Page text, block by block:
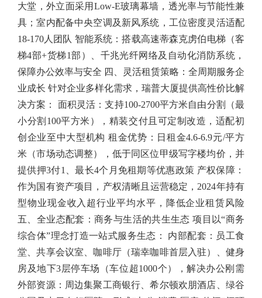
大堂，外立面采用Low-E玻璃幕墙，透光率与节能性兼
具；室内配备中央空调及新风系统，工位密度灵活适配
18-170人团队 智能系统：搭载高速蒂森克虏伯电梯（客
梯4部+货梯1部）、千兆光纤网络及自动化消防系统，
保障办公效率与安全 四、灵活租赁策略：全周期服务企
业成长 针对企业多样化需求，瑞普大厦提供高性价比解
决方案： 面积灵活：支持100-2700平方米自由分割（最
小分割100平方米），精装交付且可定制改造，适配初
创企业至中大型机构 租金优势：日租金4.6-6.9元/平方
米（市场动态调整），低于同区位甲级写字楼均价，并
提供押3付1、最长4个月免租期等优惠政策 产权保障：
作为国有资产项目，产权清晰且运营稳定，2024年持有
型物业现金收入超行业平均水平，降低企业租赁风险
五、全业态配套：商务与生活的共生生态 项目以“商务
综合体”理念打造一站式服务生态： 内部配套：员工食
堂、共享会议室、咖啡厅（瑞幸咖啡首层入驻）、健身
房及地下3层停车场（车位超1000个），解决办公刚需
外部资源：周边集聚工商银行、希尔顿欢朋酒店、绿谷